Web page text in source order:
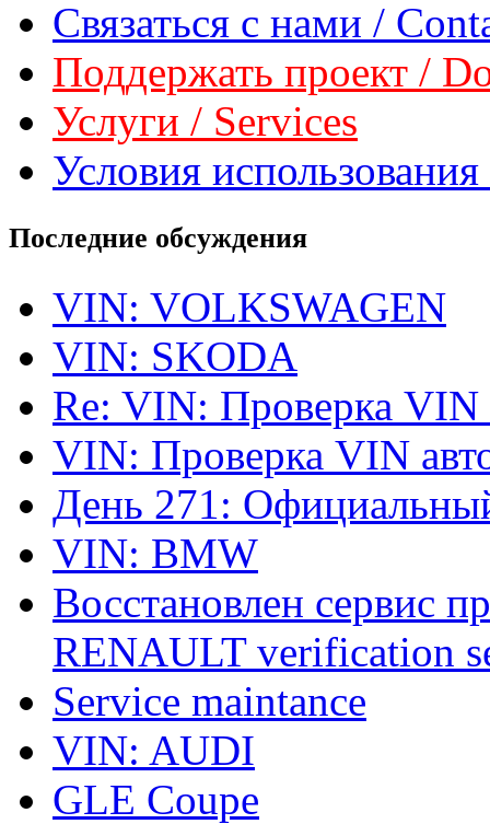
Связаться с нами /
Поддержать проект /
Услуги / Services
Условия
Последние обсуждения
VIN: VOLKSWAGEN
VIN: SKODA
Re: VIN: Проверка VIN
VIN: Проверка VIN
День 271:
VIN: BMW
Восстановлен сервис
RENAULT verification
Service maintance
VIN: AUDI
GLE Coupe